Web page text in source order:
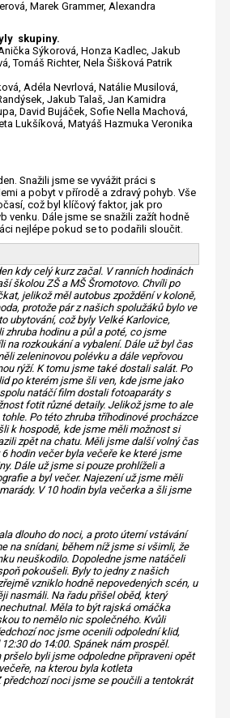
Marek Grammer, Alexandra
skupiny.
Sýkorová, Honza Kadlec, Jakub
Tomáš Richter, Nela Šišková Patrik
Adéla Nevrlová, Natálie Musilová,
Jakub Talaš, Jan Kamidra
David Bujáček, Sofie Nella Machová,
Lukšíková, Matyáš Hazmuka Veronika
Snažili jsme se vyvážit práci s
a pobyt v přírodě a zdravý pohyb. Vše
což byl klíčový faktor, jak pro
venku. Dále jsme se snažili zažít hodně
nejlépe pokud se to podařili sloučit.
kdy celý kurz začal. V ranních hodinách
školou ZŠ a MŠ Šromotovo. Chvíli po
jelikož měl autobus zpoždění v koloně,
protože pár z našich spolužáků bylo ve
ubytování, což byly Velké Karlovice,
zhruba hodinu a půl a poté, co jsme
na rozkoukání a vybalení. Dále už byl čas
zeleninovou polévku a dále vepřovou
rýží. K tomu jsme také dostali salát. Po
po kterém jsme šli ven, kde jsme jako
natáčí film dostali fotoaparáty s
fotit různé detaily. Jelikož jsme to ale
Po této zhruba tříhodinové procházce
k hospodě, kde jsme měli možnost si
zpět na chatu. Měli jsme další volný čas
hodin večer byla večeře ke které jsme
Dále už jsme si pouze prohlíželi a
a byl večer. Najezení už jsme měli
V 10 hodin byla večerka a šli jsme
dlouho do noci, a proto úterní vstávání
na snídani, během níž jsme si všimli, že
neuškodilo. Dopoledne jsme natáčeli
pokoušeli. Byly to jedny z našich
vzniklo hodně nepovedených scén, u
nasmáli. Na řadu přišel oběd, který
Měla to být rajská omáčka
to nemělo nic společného. Kvůli
noc jsme ocenili odpolední klid,
do 14:00. Spánek nám prospěl.
byli jsme odpoledne připraveni opět
na kterou byla kotleta
předchozí noci jsme se poučili a tentokrát